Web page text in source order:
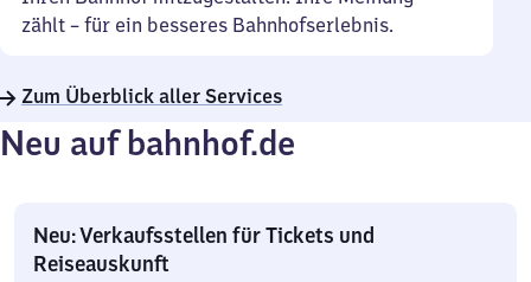
zählt – für ein besseres Bahnhofserlebnis.
Zum Überblick aller Services
Neu auf bahnhof.de
Neu: Verkaufsstellen für Tickets und
Reiseauskunft